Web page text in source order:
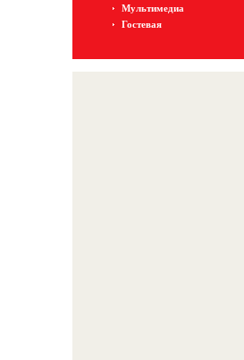
Мультимедиа
Гостевая